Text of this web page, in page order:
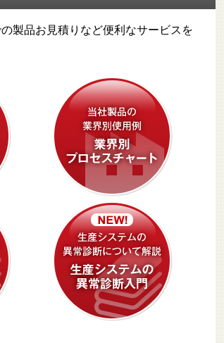
製品お見積りなど便利なサービスを